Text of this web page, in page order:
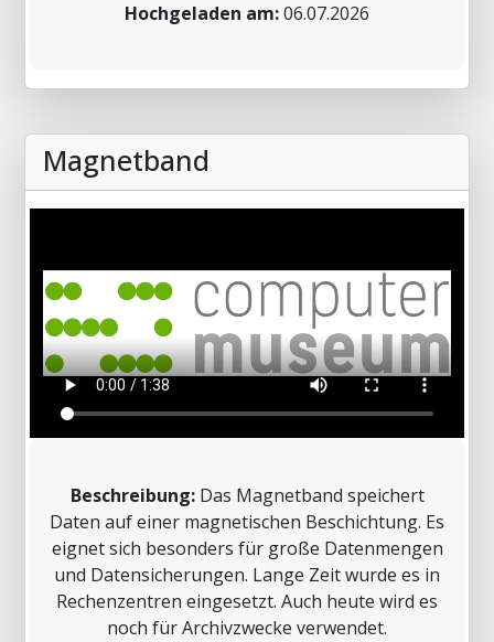
Hochgeladen am:06.07.2026
Magnetband
Beschreibung:Das Magnetband speichert
Daten auf einer magnetischen Beschichtung. Es
eignet sich besonders für große Datenmengen
und Datensicherungen. Lange Zeit wurde es in
Rechenzentren eingesetzt. Auch heute wird es
noch für Archivzwecke verwendet.